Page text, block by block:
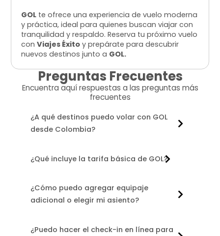
GOL te ofrece una experiencia de vuelo moderna
y práctica, ideal para quienes buscan viajar con
tranquilidad y respaldo. Reserva tu próximo vuelo
conViajes Éxito y prepárate para descubrir
nuevos destinos junto a GOL.
Preguntas Frecuentes
Encuentra aquí respuestas a las preguntas más
frecuentes
¿A qué destinos puedo volar con GOL
desde Colombia?
¿Qué incluye la tarifa básica de GOL?
¿Cómo puedo agregar equipaje
adicional o elegir mi asiento?
¿Puedo hacer el check-in en línea para